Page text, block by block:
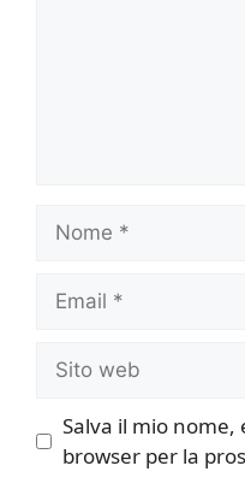
Nome
Email
Sito
web
Salva il mio nome,
browser per la